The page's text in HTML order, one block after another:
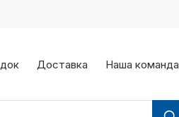
Доставка Наша команда